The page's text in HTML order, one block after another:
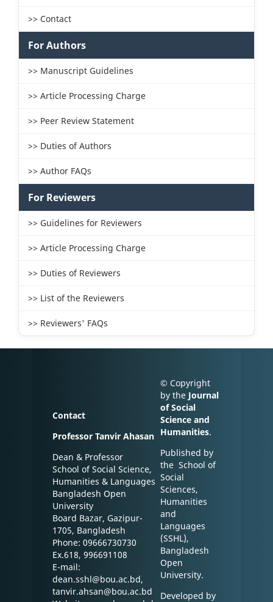
>> Contact
For Authors
>> Manuscript Guidelines
>> Article Processing Charge
>> Peer Review Statement
>> Duties of Authors
>> Author FAQs
For Reviewers
>> Guidelines for Reviewers
>> Article Processing Charge
>> Duties of Reviewers
>> List of the Reviewers
>> Reviewers' FAQs
Contact
Professor Tanvir Ahasan
Dean & Professor
School of Social Science,
Humanities & Languages
Bangladesh Open
University
Board Bazar, Gazipur-
1705, Bangladesh
Phone: 09666730730
Ex.618, 996691108
E-mail:
dean.sshl@bou.ac.bd,
tanvir.ahsan@bou.ac.bd
© Copyright
by the Journal
of Social
Science and
Humanities.
Published by
the School of
Social
Sciences,
Humanities
and
Languages
(SSHL),
Bangladesh
Open
University.
Developed by